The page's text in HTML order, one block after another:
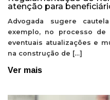
atenção para
Advogada sugere
exemplo, no processo
eventuais atualizações e
na construção de […]
Ver mais